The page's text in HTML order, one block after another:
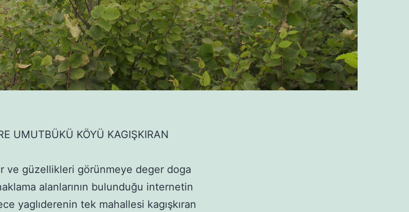
UMUTBÜKÜ KÖYÜ KAGIŞKIRAN
ve güzellikleri görünmeye deger doga
alanlarının bulunduğu internetin
yaglıderenin tek mahallesi kagışkıran